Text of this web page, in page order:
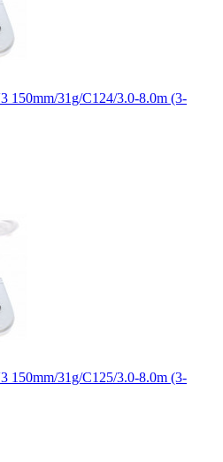
150mm/31g/C124/3.0-8.0m (3-
150mm/31g/C125/3.0-8.0m (3-